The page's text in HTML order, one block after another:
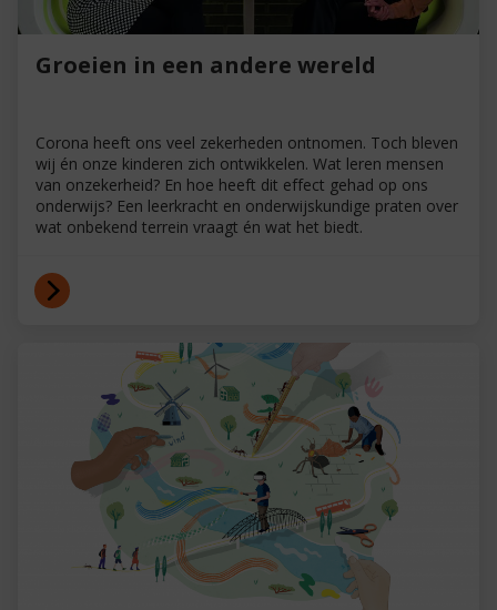
Groeien in een andere wereld
Corona heeft ons veel zekerheden ontnomen. Toch bleven
wij én onze kinderen zich ontwikkelen. Wat leren mensen
van onzekerheid? En hoe heeft dit effect gehad op ons
onderwijs? Een leerkracht en onderwijskundige praten over
wat onbekend terrein vraagt én wat het biedt.